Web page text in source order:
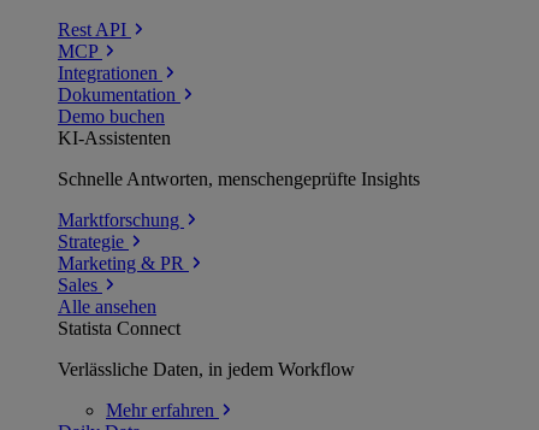
Rest API
MCP
Integrationen
Dokumentation
Demo buchen
KI-Assistenten
Schnelle Antworten, menschengeprüfte Insights
Marktforschung
Strategie
Marketing & PR
Sales
Alle ansehen
Statista Connect
Verlässliche Daten, in jedem Workflow
Mehrerfahren